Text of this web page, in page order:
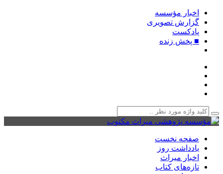
اخبار مؤسسه
گزارش تصویری
پادکست‌
■ پخش زنده
صفحه نخست
یادداشت روز
اخبار میراث
تازه‌های کتاب